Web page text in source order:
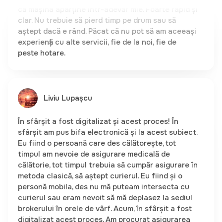
experiență cu alte servicii, fie de la noi, fie de
peste hotare.
În sfârșit a fost digitalizat și acest proces! În
Eu fiind o persoană care des călătorește, tot
timpul am nevoie de asigurare medicală de
călătorie, tot timpul trebuia să cumpăr asigurare în
metoda clasică, să aștept curierul. Eu fiind și o
personă mobila, des nu mă puteam intersecta cu
curierul sau eram nevoit să mă deplasez la sediul
brokerului în orele de vârf. Acum, în sfârșit a fost
digitalizat acest proces. Am procurat asigurarea
medicală pentru viitoarea călătorie online la miază